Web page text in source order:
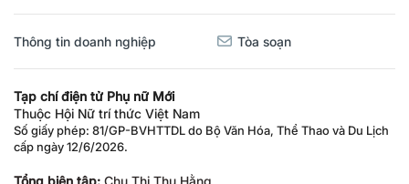
Thông tin doanh nghiệp Tòa soạn
Tạp chí điện tử Phụ nữ Mới
Thuộc Hội Nữ trí thức Việt Nam
Số giấy phép: 81/GP-BVHTTDL do Bộ Văn Hóa, Thể Thao và Du Lịch
cấp ngày 12/6/2026.
Tổng biên tập: Chu Thị Thu Hằng